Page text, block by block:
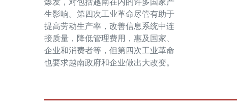
生影响。第四次工业革命尽管有助于
提高劳动生产率，改善信息系统中连
接质量，降低管理费用，惠及国家、
企业和消费者等，但第四次工业革命
也要求越南政府和企业做出大改变。